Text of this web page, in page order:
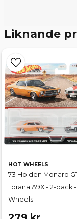
Liknande
HOT WHEELS
73 Holden Monaro
Torana A9X - 2-pack
Wheels